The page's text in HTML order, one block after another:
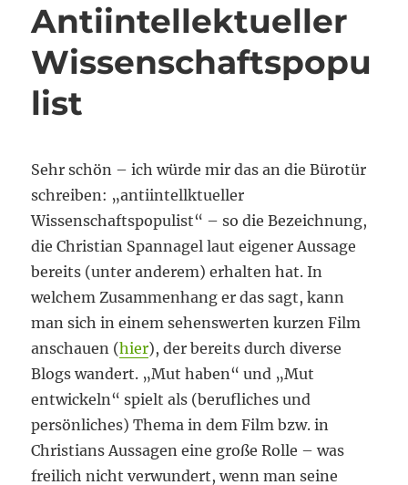
Antiintellektueller
Wissenschaftspopu
list
Sehr schön – ich würde mir das an die Bürotür
schreiben: „antiintellktueller
Wissenschaftspopulist“ – so die Bezeichnung,
die Christian Spannagel laut eigener Aussage
bereits (unter anderem) erhalten hat. In
welchem Zusammenhang er das sagt, kann
man sich in einem sehenswerten kurzen Film
anschauen (hier), der bereits durch diverse
Blogs wandert. „Mut haben“ und „Mut
entwickeln“ spielt als (berufliches und
persönliches) Thema in dem Film bzw. in
Christians Aussagen eine große Rolle – was
freilich nicht verwundert, wenn man seine